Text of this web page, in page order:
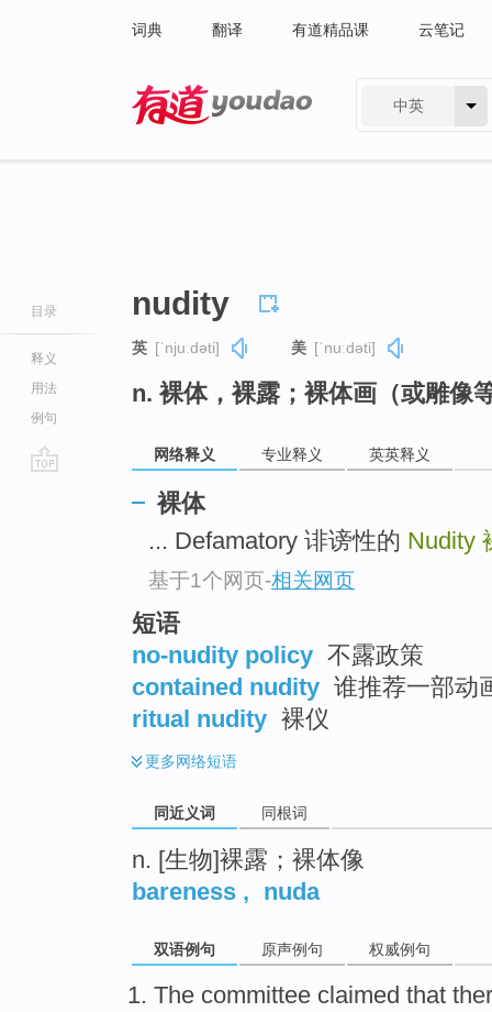
词典 翻译 有道精品课 云笔记
中英
目录
释义
用法
例句
nudity
英 [ˈnjuːdəti] 美 [ˈnuːdəti]
n. 裸体，裸露；裸体画（或雕像
网络释义 专业释义 英英释义
裸体
... Defamatory 诽谤性的 Nudity
基于1个网页-相关网页
短语
no-nudity policy 不露政策
contained nudity 谁推荐一部动
ritual nudity 裸仪
更多网络短语
同近义词 同根词
n. [生物]裸露；裸体像
bareness , nuda
双语例句 原声例句 权威例句
The committee claimed that